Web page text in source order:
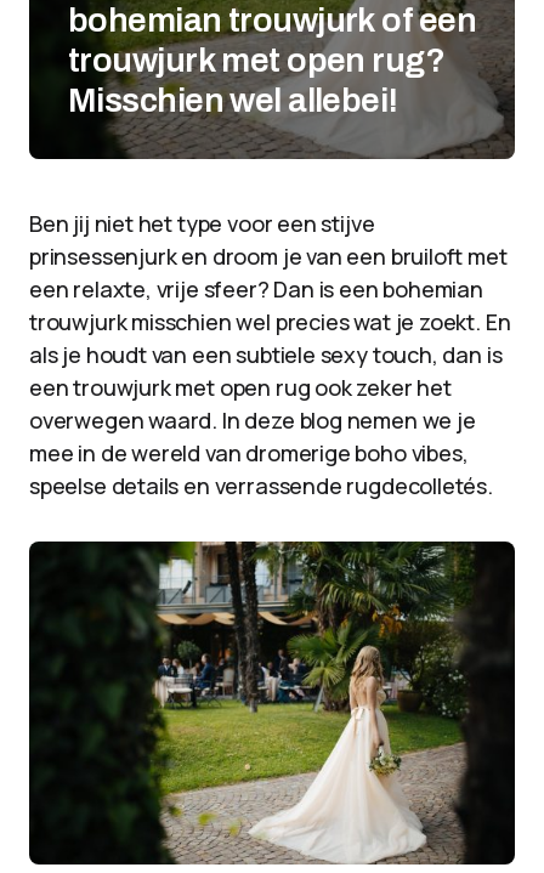
bohemian trouwjurk of een
trouwjurk met open rug?
Misschien wel allebei!
Ben jij niet het type voor een stijve
prinsessenjurk en droom je van een bruiloft met
een relaxte, vrije sfeer? Dan is een bohemian
trouwjurk misschien wel precies wat je zoekt. En
als je houdt van een subtiele sexy touch, dan is
een trouwjurk met open rug ook zeker het
overwegen waard. In deze blog nemen we je
mee in de wereld van dromerige boho vibes,
speelse details en verrassende rugdecolletés.